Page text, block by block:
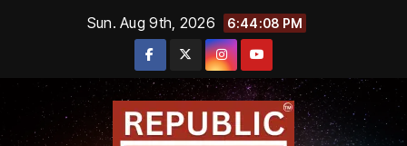
Sun. Aug 9th, 2026 6:44:08 PM